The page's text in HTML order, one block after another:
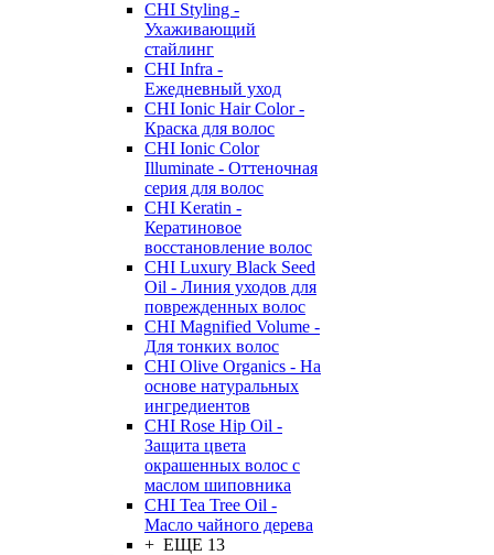
CHI Styling -
Ухаживающий
стайлинг
CHI Infra -
Ежедневный уход
CHI Ionic Hair Color -
Краска для волос
CHI Ionic Color
Illuminate - Оттеночная
серия для волос
CHI Keratin -
Кератиновое
восстановление волос
CHI Luxury Black Seed
Oil - Линия уходов для
поврежденных волос
CHI Magnified Volume -
Для тонких волос
CHI Olive Organics - На
основе натуральных
ингредиентов
CHI Rose Hip Oil -
Защита цвета
окрашенных волос с
маслом шиповника
CHI Tea Tree Oil -
Масло чайного дерева
+ ЕЩЕ 13